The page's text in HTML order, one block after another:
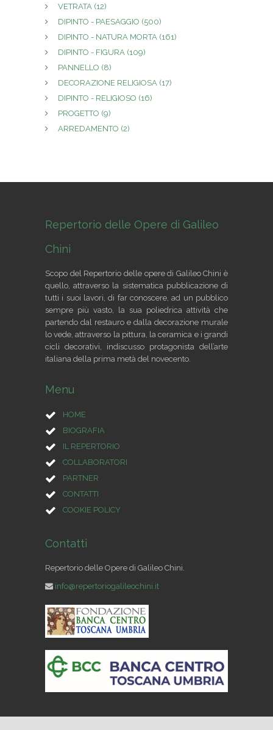
VETRATA (12)
DIPINTO - PAESAGGIO (500)
DIPINTO - NATURA MORTA (161)
DIPINTO - FIGURA (109)
PANNELLO (8)
DECORAZIONE RELIGIOSA (17)
DIPINTO - RELIGIOSO (16)
PROGETTO (9)
ARREDAMENTO (2)
Repertorio delle Opere di Galileo
Chini
Scopo del Repertorio delle opere di Galileo Chini è
quello, attraverso la sistematica pubblicazione di
tutti i suoi lavori, di far conoscere, ad un pubblico
sempre più vasto, la sua poliedrica attività che
partendo dal restauro e dalla decorazione murale
lo vede, attraverso la pittura, la ceramica e i grandi
cicli decorativi, indiscusso protagonista dell’arte
italiana della prima metà del novecento.
Menu
HOME
BIOGRAFIA
IL REPERTORIO
COLLABORATORI
PARTNER
CONTATTI
COOKIE POLICY
Contatti
Repertorio delle Opere di Galileo Chini.
info@repertoriogalileochini.it